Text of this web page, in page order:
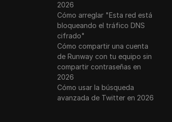
2026
Cómo arreglar "Esta red está
bloqueando el tráfico DNS
cifrado"
Cómo compartir una cuenta
de Runway con tu equipo sin
compartir contraseñas en
2026
Cómo usar la búsqueda
avanzada de Twitter en 2026